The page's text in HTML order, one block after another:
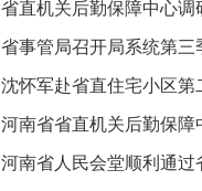
省直机关后勤保障中心
省事管局召开局系统第三
沈怀军赴省直住宅小区
河南省省直机关后勤保障
河南省人民会堂顺利通